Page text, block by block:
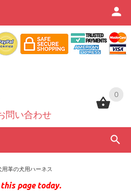
0
問い合わせ
0
用革の犬用ハーネス
page today.